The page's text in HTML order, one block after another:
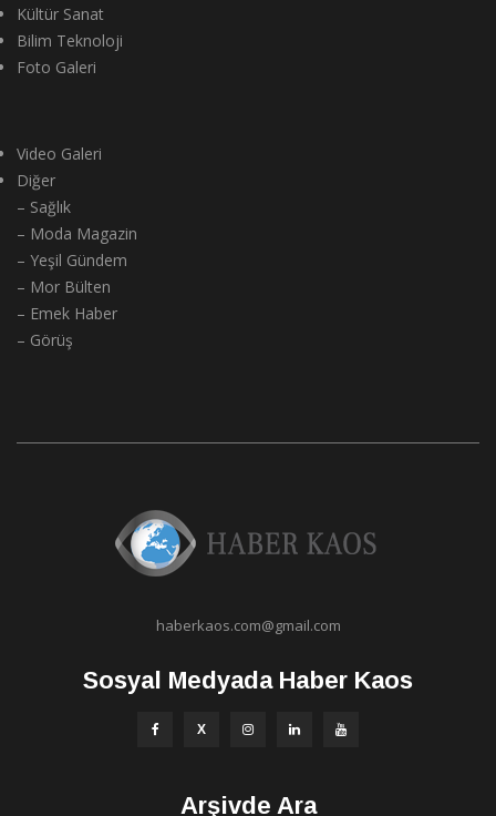
Kültür Sanat
Bilim Teknoloji
Foto Galeri
Video Galeri
Diğer
– Sağlık
– Moda Magazin
– Yeşil Gündem
– Mor Bülten
– Emek Haber
– Görüş
haberkaos.com@gmail.com
Sosyal Medyada Haber Kaos
Arşivde Ara